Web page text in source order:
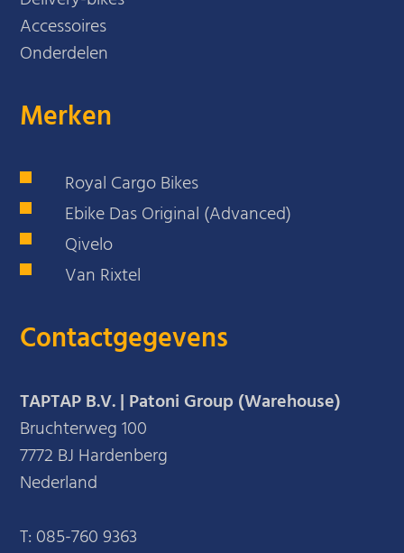
Accessoires
Onderdelen
Merken
Royal Cargo Bikes
Ebike Das Original (Advanced)
Qivelo
Van Rixtel
Contactgegevens
TAPTAP B.V. | Patoni Group (Warehouse)
Bruchterweg 100
7772 BJ Hardenberg
Nederland
T: 085-760 9363